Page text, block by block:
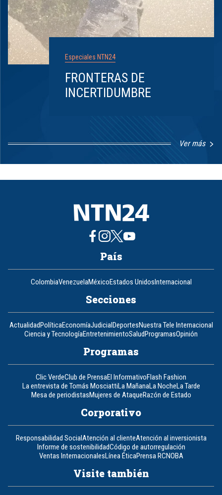
Especiales NTN24
FRONTERAS DE
INCERTIDUMBRE
Ver más
1
8
País
ColombiaVenezuelaMéxicoEstados UnidosInternacional
Secciones
ActualidadPolíticaEconomíaJudicialDeportesNuestra Tele Internacional
Ciencia y TecnologíaEntretenimientoSaludProgramasOpinión
Programas
Clic VerdeClub de PrensaEl InformativoFlash Fashion
La entrevista de Tomás MosciattiLa MañanaLa NocheLa Tarde
Mesa de periodistasMujeres de AtaqueRazón de Estado
Corporativo
Responsabilidad SocialAtención al clienteAtención al inversionista
Informe de sostenibilidadCódigo de autorregulación
Ventas InternacionalesLínea ÉticaPrensa RCNOBA
Visite también